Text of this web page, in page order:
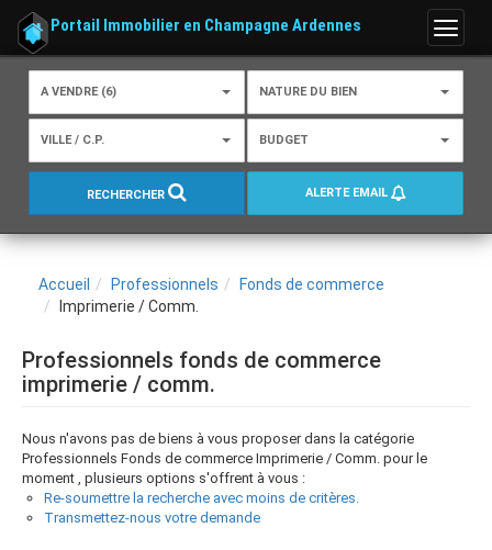
Menu
Portail Immobilier en Champagne Ardennes
A VENDRE (6) NATURE DU BIEN
VILLE / C.P. BUDGET
RECHERCHER ALERTE EMAIL
Accueil Professionnels
Fonds de commerce
Imprimerie / Comm.
Professionnels fonds de commerce
imprimerie / comm.
Nous n'avons pas de biens à vous proposer dans la catégorie
Professionnels Fonds de commerce Imprimerie / Comm. pour le
moment , plusieurs options s'offrent à vous :
Re-soumettre la recherche avec moins de critères.
Transmettez-nous votre demande